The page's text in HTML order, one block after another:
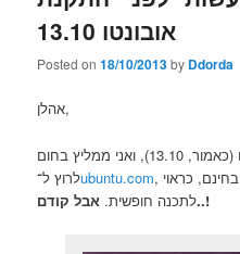
אובונטו 13.10
Posted on18/10/2013by Ddorda
אהלן,
יצאה היום גרסה חדשה של אובונטו (כאמור, 13.10), ואני ממליץ בחום
לרוץ ל־ubuntu.com, להוריד, להתקין ולהנות, כמובן בחינם, כראוי
לתכנה חופשית.אבל קודם..!